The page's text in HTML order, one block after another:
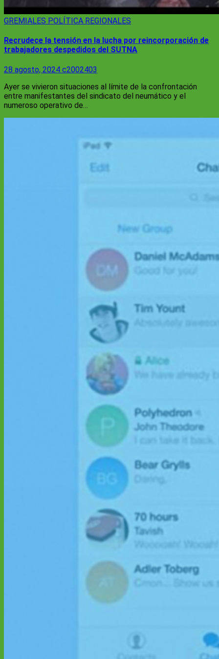
GREMIALES POLÍTICA REGIONALES
Recrudece la tensión en la lucha por reincorporación de
trabajadores despedidos del SUTNA
28 agosto, 2024 c2002403
Ayer se vivieron situaciones al límite de la confrontación
entre manifestantes del sindicato del neumático y el
numeroso operativo de…